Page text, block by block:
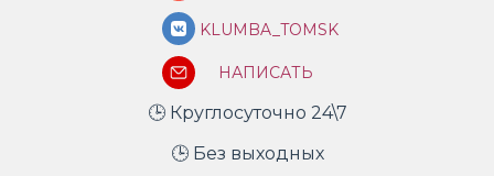
KLUMBA_TOMSK
НАПИСАТЬ
🕒 Круглосуточно 24\7
🕒 Без выходных